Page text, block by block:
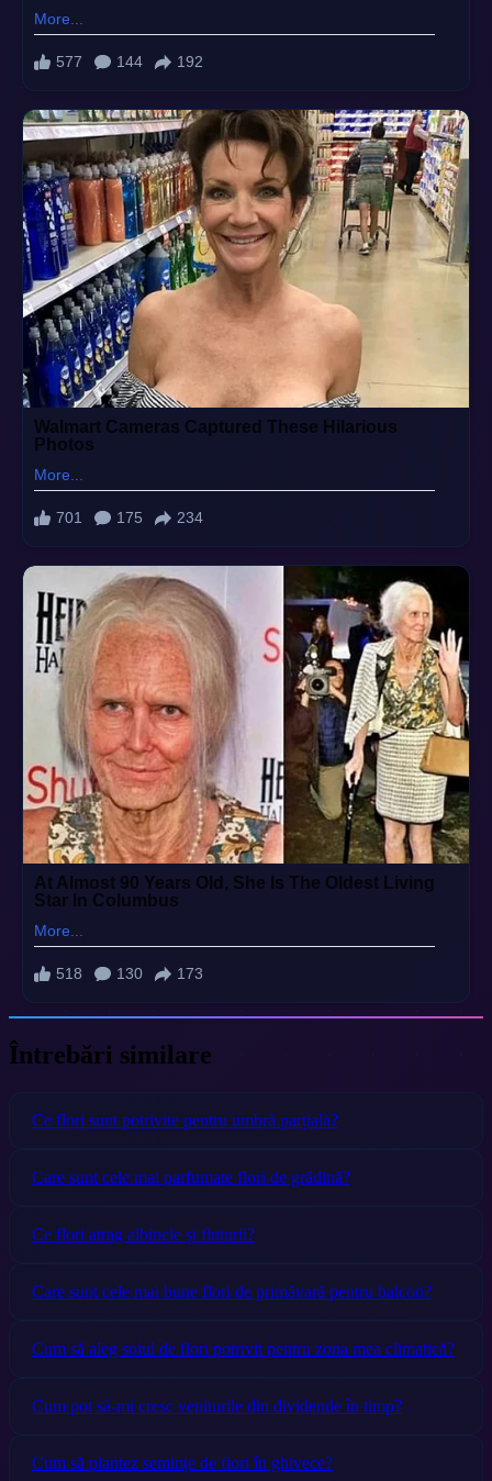
Întrebări similare
Ce flori sunt potrivite pentru umbră parțială?
Care sunt cele mai parfumate flori de grădină?
Ce flori atrag albinele și fluturii?
Care sunt cele mai bune flori de primăvară pentru balcon?
Cum să aleg soiul de flori potrivit pentru zona mea climatică?
Cum pot să-mi cresc veniturile din dividende în timp?
Cum să plantez semințe de flori în ghivece?